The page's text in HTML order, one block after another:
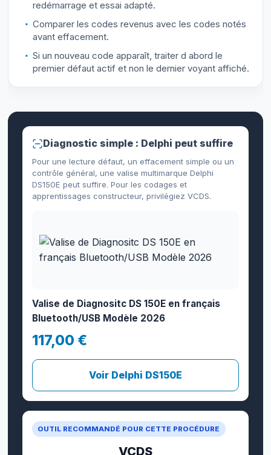
redémarrage et essai adapté.
Comparer les codes revenus avec les codes notés
avant effacement.
Si un nouveau code apparaît, traiter d abord le
premier défaut actif et non le dernier voyant affiché.
OUTIL RECOMMANDÉ POUR CETTE PROCÉDURE
VCDS
Diagnostic simple : Delphi peut suffire
Pour une lecture défaut, un effacement simple ou un
contrôle général, une valise multimarque Delphi
DS150E peut suffire. Pour les codages et
apprentissages constructeur, privilégiez VCDS.
Valise de Diagnositc DS 150E en français
Bluetooth/USB Modèle 2026
117,00 €
Voir Delphi DS150E